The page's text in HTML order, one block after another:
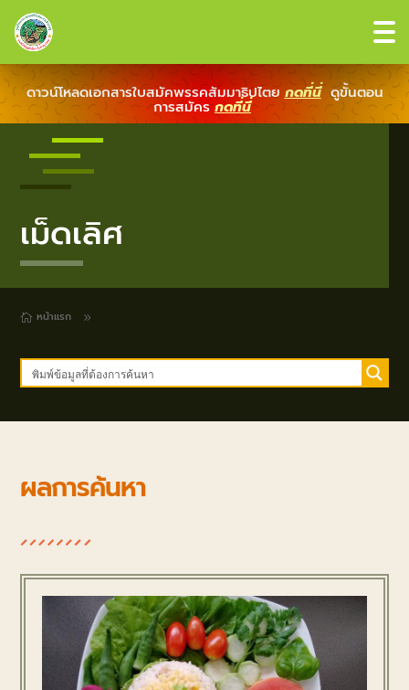
ดาวน์โหลดเอกสารใบสมัคพรรคสัมมาธิปไตย กดที่นี่ ดูขั้นตอน
การสมัครกดที่นี่
เม็ดเลิศ
 หน้าแรก 9
ผลการค้นหา